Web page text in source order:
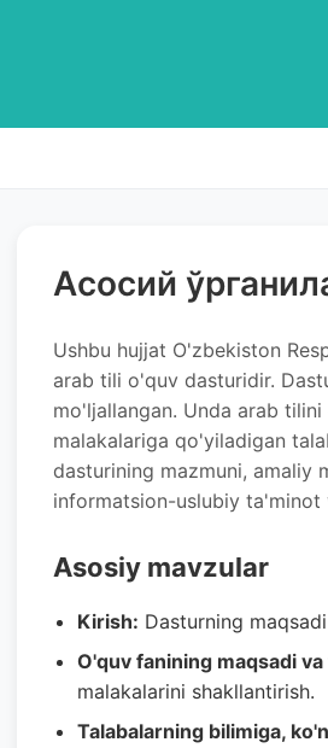
Асосий
Ushbu hujjat O'zbekiston
arab tili o'quv dasturidir.
mo'ljallangan. Unda arab
malakalariga qo'yiladigan
dasturining mazmuni, amaliy
informatsion-uslubiy
Asosiy mavzular
Kirish: Dasturning
O'quv fanining maqsadi
malakalarini shakllantirish.
Talabalarning bilimiga,